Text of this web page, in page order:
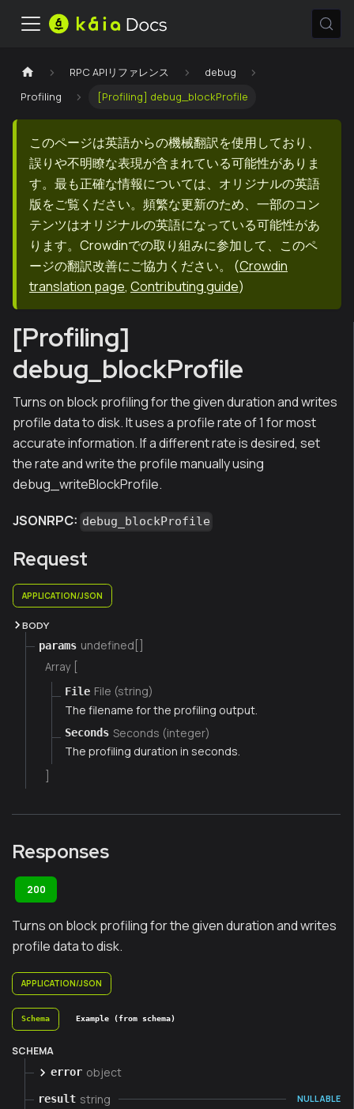
RPC APIリファレンス
debug
Profiling
[Profiling] debug_blockProfile
このページは英語からの機械翻訳を使用しており、
誤りや不明瞭な表現が含まれている可能性がありま
す。最も正確な情報については、オリジナルの英語
版をご覧ください。頻繁な更新のため、一部のコン
テンツはオリジナルの英語になっている可能性があ
ります。Crowdinでの取り組みに参加して、このペ
ージの翻訳改善にご協力ください。
(Crowdin
translation page, Contributing guide)
[Profiling]
debug_blockProfile
Turns on block profiling for the given duration and writes
profile data to disk. It uses a profile rate of 1 for most
accurate information. If a different rate is desired, set
the rate and write the profile manually using
debug_writeBlockProfile.
JSONRPC: debug_blockProfile
Request
APPLICATION/JSON
BODY
params undefined[]
Array [
File File (string)
The filename for the profiling output.
Seconds Seconds (integer)
The profiling duration in seconds.
Responses
200
Turns on block profiling for the given duration and writes
profile data to disk.
APPLICATION/JSON
Schema Example (from schema)
SCHEMA
error object
result string NULLABLE